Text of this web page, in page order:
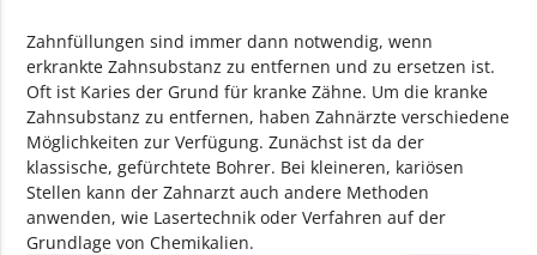
Zahnfüllungen sind immer dann notwendig, wenn
erkrankte Zahnsubstanz zu entfernen und zu ersetzen ist.
Oft ist Karies der Grund für kranke Zähne. Um die kranke
Zahnsubstanz zu entfernen, haben Zahnärzte verschiedene
Möglichkeiten zur Verfügung. Zunächst ist da der
klassische, gefürchtete Bohrer. Bei kleineren, kariösen
Stellen kann der Zahnarzt auch andere Methoden
anwenden, wie Lasertechnik oder Verfahren auf der
Grundlage von Chemikalien.